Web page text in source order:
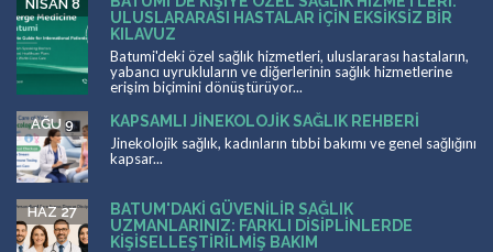
ULUSLARARASI HASTALAR İÇIN EKSIKSIZ BIR
KILAVUZ
NISAN 8
Batumi'deki özel sağlık hizmetleri, uluslararası hastaların,
yabancı uyrukluların ve diğerlerinin sağlık hizmetlerine
erişim biçimini dönüştürüyor...
KAPSAMLI JINEKOLOJIK SAĞLIK REHBERI
AĞU 9
Jinekolojik sağlık, kadınların tıbbi bakımı ve genel sağlığını
kapsar...
BATUM'DAKI GÜVENILIR SAĞLIK
UZMANLARINIZ: FARKLI DISIPLINLERDE
KIŞISELLEŞTIRILMIŞ BAKIM
HAZ 27